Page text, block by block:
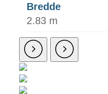
Bredde
2.83 m